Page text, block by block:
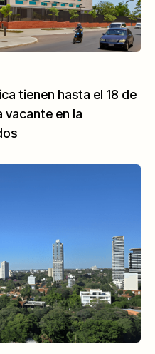
tienen hasta el 18 de
vacante en la